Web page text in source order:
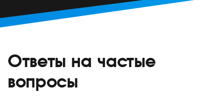
Ответы на частые
вопросы